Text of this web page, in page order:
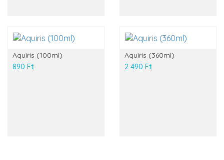
Aquiris (100ml)
890 Ft
Aquiris (360ml)
2 490 Ft